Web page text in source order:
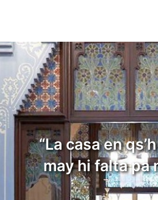
“La casa en
may hi falta pa